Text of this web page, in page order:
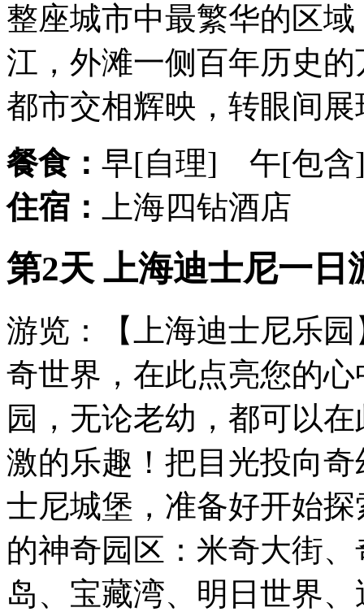
整座城市中最繁华的区
江，外滩一侧百年历史
都市交相辉映，转眼间
餐食： 早[自理] 午[包
住宿：
上海四钻酒店
第2天 上海迪士尼一日
游览：【上海迪士尼乐
奇世界，在此点亮您的
园，无论老幼，都可以
激的乐趣！把目光投向
士尼城堡，准备好开始
的神奇园区：米奇大街
岛、宝藏湾、明日世界